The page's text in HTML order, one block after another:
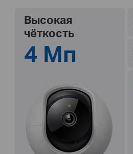
Высокая
чёткость
4 Мп